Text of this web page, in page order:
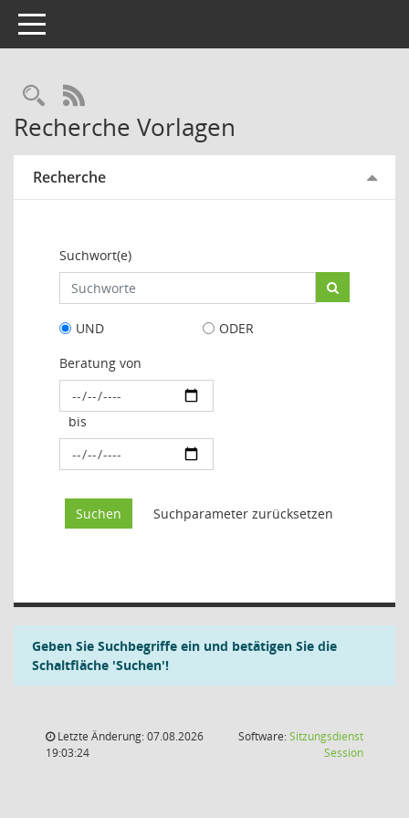
Toggle navigation
Rechercheauswahl
RSS-Feed
Recherche Vorlagen
Recherche
Suchwort(e)
UND
ODER
Beratung von
bis
Geben Sie Suchbegriffe ein und betätigen Sie die
Schaltfläche 'Suchen'!
Letzte Änderung: 07.08.2026
19:03:24
Software:Sitzungsdienst
Session(Wird in